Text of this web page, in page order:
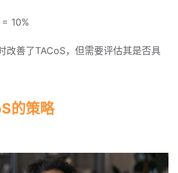
10%
改善了TACoS，但需要评估其是否具
的策略